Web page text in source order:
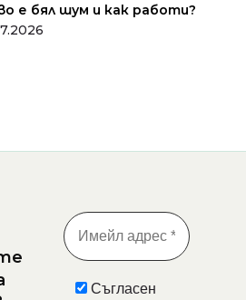
е бял шум и как работи?
Съгласен